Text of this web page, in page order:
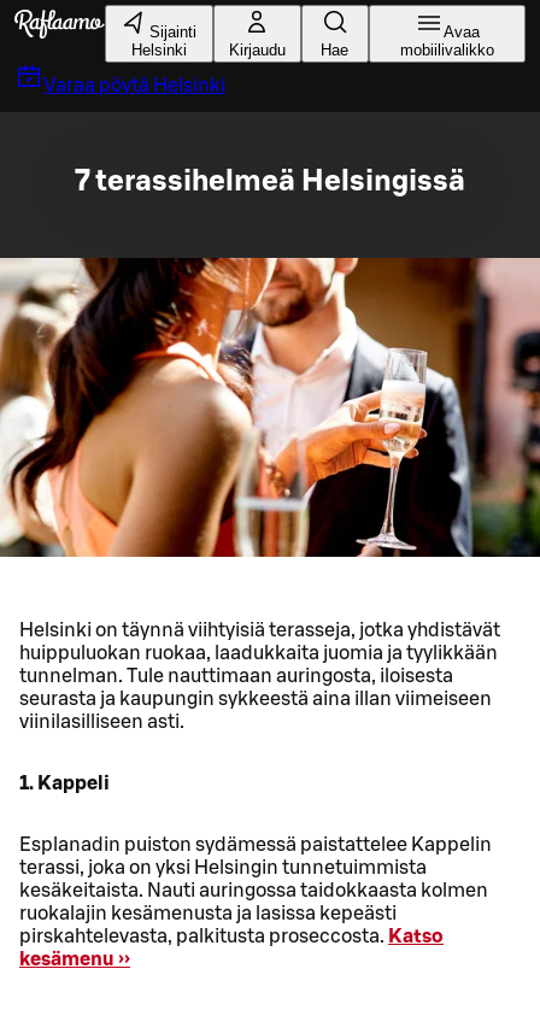
Siirry pääsisältöön
Sijainti
Helsinki
Kirjaudu Hae
Avaa
mobiilivalikko
Varaa pöytä Helsinki
7 terassihelmeä Helsingissä
Helsinki on täynnä viihtyisiä terasseja, jotka yhdistävät
huippuluokan ruokaa, laadukkaita juomia ja tyylikkään
tunnelman. Tule nauttimaan auringosta, iloisesta
seurasta ja kaupungin sykkeestä aina illan viimeiseen
viinilasilliseen asti.
1. Kappeli
Esplanadin puiston sydämessä paistattelee Kappelin
terassi, joka on yksi Helsingin tunnetuimmista
kesäkeitaista. Nauti auringossa taidokkaasta kolmen
ruokalajin kesämenusta ja lasissa kepeästi
pirskahtelevasta, palkitusta proseccosta. Katso
kesämenu ››